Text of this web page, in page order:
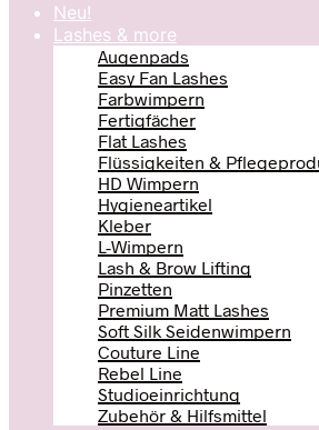
Neu!
Lashes & more
Augenpads
Easy Fan Lashes
Farbwimpern
Fertigfächer
Flat Lashes
Flüssigkeiten &
HD Wimpern
Hygieneartikel
Kleber
L-Wimpern
Lash & Brow Lifting
Pinzetten
Premium Matt Lashes
Soft Silk Seidenwimpern
Couture Line
Rebel Line
Studioeinrichtung
Zubehör & Hilfsmittel